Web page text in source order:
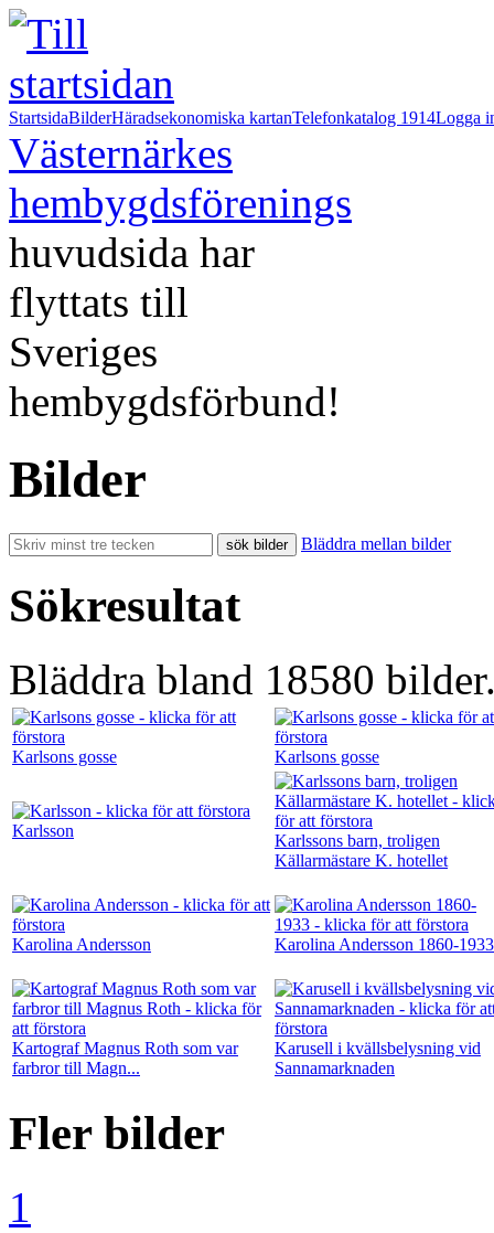
StartsidaBilderHäradsekonomiska kartanTelefonkatalog 1914Logga
Västernärkes
hembygdsförenings
huvudsida har
flyttats till
Sveriges
hembygdsförbund!
Bilder
Bläddra mellan bilder
Sökresultat
Bläddra bland 18580
Karlsons gosse Karlsons gosse
Karlsson
Karlssons barn, troligen
Källarmästare K. hotellet
Karolina Andersson Karolina Andersson 1860-1933
Kartograf Magnus Roth som var
farbror till Magn...
Karusell i kvällsbelysning vid
Sannamarknaden
Fler bilder
1